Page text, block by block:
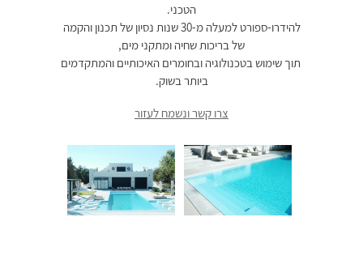
הטכני.
להידרו-ספורט למעלה מ-30 שנות נסיון של תכנון והקמה
של בריכות שחיה ומתקני מים,
תוך שימוש בטכנולוגיה ובחומרים האיכותיים והמתקדמים
ביותר בשוק.
צרו קשר ונשמח לעזור